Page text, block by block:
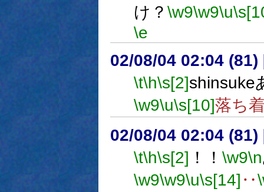
け？ \w9\w9\u
\e
02/08/04 02:04 (81)
\t\h\s[2]shinsuke
\w9\u\s[10]落ち
02/08/04 02:04 (81)
\t\h\s[2] ！！ \w9\n
\w9\w9\u\s[14] ‥